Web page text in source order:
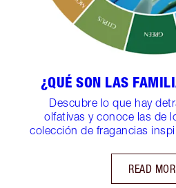
¿QUÉ SON LAS
Descubre lo que hay
olfativas y conoce las de
colección de fragancias
READ